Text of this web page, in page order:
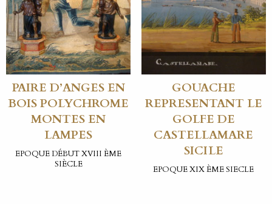
PAIRE D’ANGES EN
BOIS POLYCHROME
MONTES EN
LAMPES
EPOQUE DÉBUT XVIII ÈME
SIÈCLE
GOUACHE
REPRESENTANT LE
GOLFE DE
CASTELLAMARE
SICILE
EPOQUE XIX ÈME SIECLE